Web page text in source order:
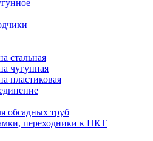
стальная
чугунная
пластиковая
обсадных труб
переходники к НКТ